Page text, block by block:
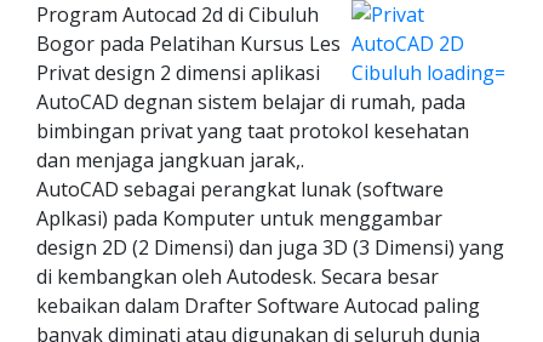
Program Autocad 2d di Cibuluh
Bogor pada Pelatihan Kursus Les
Privat design 2 dimensi aplikasi
AutoCAD degnan sistem belajar di rumah, pada
bimbingan privat yang taat protokol kesehatan
dan menjaga jangkuan jarak,.
AutoCAD sebagai perangkat lunak (software
Aplkasi) pada Komputer untuk menggambar
design 2D (2 Dimensi) dan juga 3D (3 Dimensi) yang
di kembangkan oleh Autodesk. Secara besar
kebaikan dalam Drafter Software Autocad paling
banyak diminati atau digunakan di seluruh dunia